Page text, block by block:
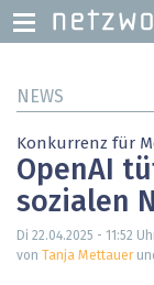
zumNEWS
Konkurrenz für
OpenAI
sozialen
Di 22.04.2025 - 11:52
von
Tanja Mettauer